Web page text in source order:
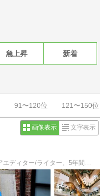
急上昇 新着
91〜120位 121〜150位
画像表示 文字表示